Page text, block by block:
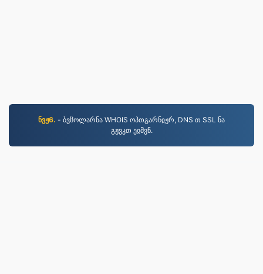
ნვჟ6. - ბვჱოლარნა WHOIS ოპთგარნჲჟრ, DNS თ SSL ნა
გჟვკთ ეჲმვნ.